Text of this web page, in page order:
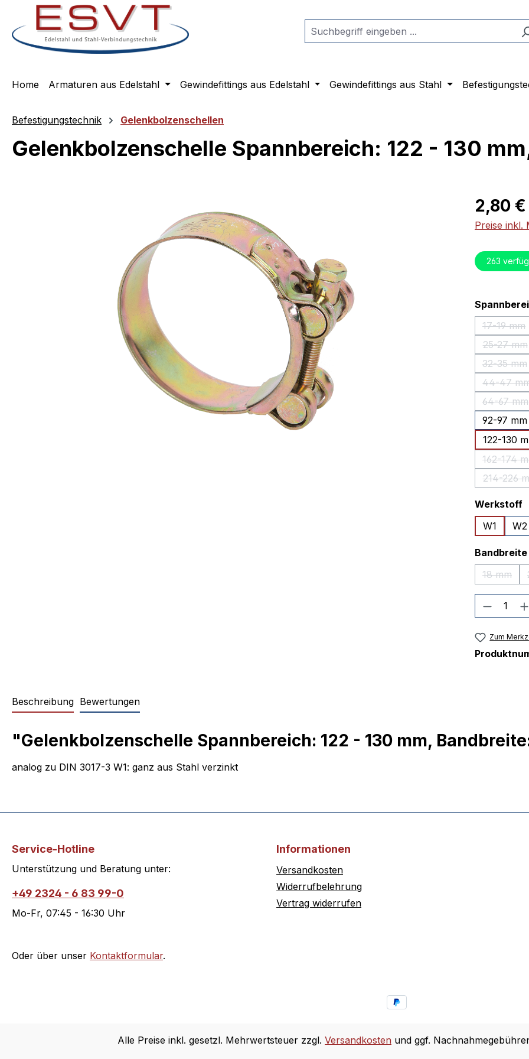
Hauptinhalt springen
Zur Suche springen
Zur Hauptnavigation springen
Home Armaturen aus Edelstahl Gewindefittings aus Edelstahl Gewindefittings aus Stahl
Befestigungstechnik Gelenkbolzenschellen
Gelenkbolzenschelle Spannbereich: 122 - 130
Regulärer
2,80 €
Preise inkl.
263
17-19 mm
25-27 mm
32-35 mm
44-47
64-67 mm
92-97 mm
122-130
162-174
214-226
Werkstoff
W1
W2
Bandbreite
18 mm
(Diese
Zum
Beschreibung Bewertungen
"Gelenkbolzenschelle Spannbereich: 122 - 130 mm,
analog zu DIN 3017-3 W1: ganz aus Stahl verzinkt
Service-Hotline
Unterstützung und Beratung unter:
+49 2324 - 6 83 99-0
Mo-Fr, 07:45 - 16:30 Uhr
Oder über unser Kontaktformular.
Informationen
Versandkosten
Widerrufbelehrung
Vertrag widerrufen
Alle Preise inkl. gesetzl. Mehrwertsteuer zzgl. Versandkosten und ggf.